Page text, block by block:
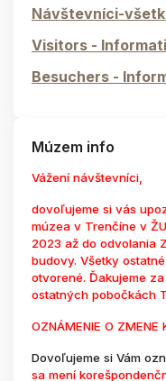
Návštevníci-
Visitors -
Besuchers -
Múzem info
Vážení návštevníci,
dovoľujeme si vás
múzea v Trenčíne v
2023 až do odvolania
budovy. Všetky
otvorené. Ďakujeme
ostatných pobočkách
OZNÁMENIE O ZMENE
Dovoľujeme si Vám
sa mení